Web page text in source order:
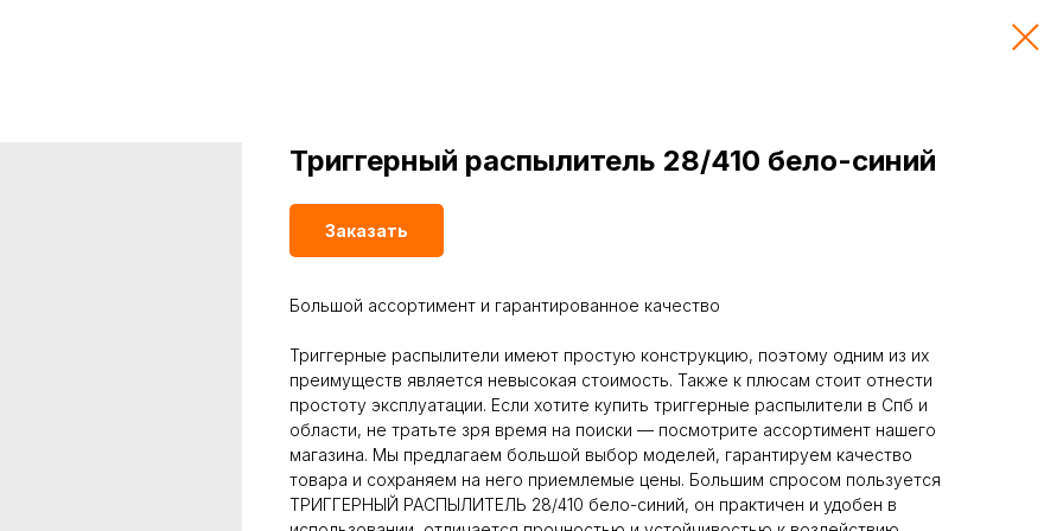
Триггерный распылитель 28/410 бело-синий
Заказать
Большой ассортимент и гарантированное качество
Триггерные распылители имеют простую конструкцию, поэтому одним из их
преимуществ является невысокая стоимость. Также к плюсам стоит отнести
простоту эксплуатации. Если хотите купить триггерные распылители в Спб и
области, не тратьте зря время на поиски — посмотрите ассортимент нашего
магазина. Мы предлагаем большой выбор моделей, гарантируем качество
товара и сохраняем на него приемлемые цены. Большим спросом пользуется
ТРИГГЕРНЫЙ РАСПЫЛИТЕЛЬ 28/410 бело-синий, он практичен и удобен в